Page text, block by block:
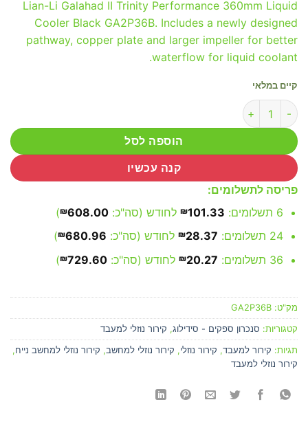
Lian-Li Galahad II Trinity Performance 360mm Liquid
Cooler Black GA2P36B. Includes a newly designed
pathway, copper plate and larger impeller for better
waterflow for liquid coolant.
קיים במלאי
כמות של Lian-Li Galahad II Trinity Performance 360 Liquid Cooler Black
הוספה לסל
קנה עכשיו
פריסה לתשלומים:
6 תשלומים:
₪101.33 לחודש (סה"כ: ₪608.00
)
24 תשלומים:
₪28.37 לחודש (סה"כ: ₪680.96
)
36 תשלומים:
₪20.27 לחודש (סה"כ: ₪729.60
)
מק"ט: GA2P36B
קטגוריות: סנכרון ספקים - סידילוג, קירור נוזלי למעבד
תגיות: קירור למעבד, קירור נוזלי, קירור נוזלי למחשב, קירור נוזלי למחשב נייח,
קירור נוזלי למעבד